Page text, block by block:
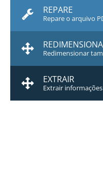
REPARE
Repare o arquivo
Redimensionar
EXTRAIR
Extrair